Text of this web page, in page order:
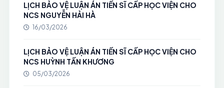
LỊCH BẢO VỆ LUẬN ÁN TIẾN SĨ CẤP HỌC VIỆN CHO
NCS NGUYỄN HẢI HÀ
16/03/2026
LỊCH BẢO VỆ LUẬN ÁN TIẾN SĨ CẤP HỌC VIỆN CHO
NCS HUỲNH TẤN KHƯƠNG
05/03/2026